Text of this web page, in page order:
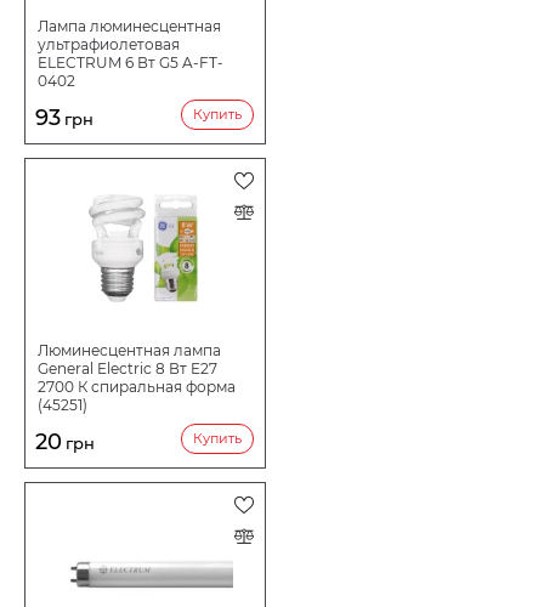
Лампа люминесцентная
ультрафиолетовая
ELECTRUM 6 Вт G5 A-FT-
0402
93 грн Купить
Люминесцентная лампа
General Electric 8 Вт E27
2700 К спиральная форма
(45251)
20 грн Купить